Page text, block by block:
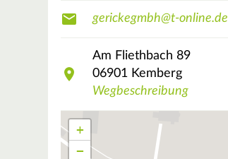
gerickegmbh@t-online.de
Am Fliethbach 89
06901 Kemberg
Wegbeschreibung
+
−